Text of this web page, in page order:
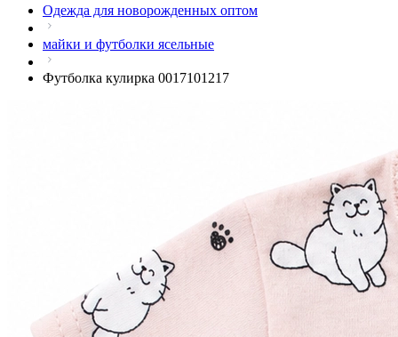
Одежда для новорожденных оптом
майки и футболки ясельные
Футболка кулирка 0017101217